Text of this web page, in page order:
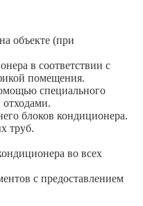
объекте (при
в соответствии с
помещения.
специального
блоков кондиционера.
труб.
во всех
с предоставлением